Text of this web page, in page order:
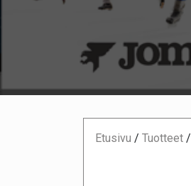
Etusivu / Tuotteet /